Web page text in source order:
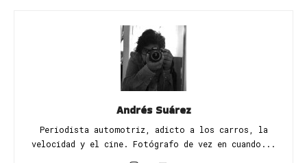
Andrés Suárez
Periodista automotriz, adicto a los carros, la
velocidad y el cine. Fotógrafo de vez en cuando...